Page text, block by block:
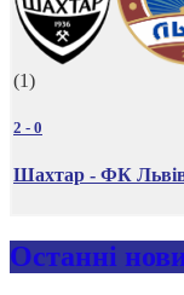
(1)
2 - 0
Шахтар - ФК
Останні